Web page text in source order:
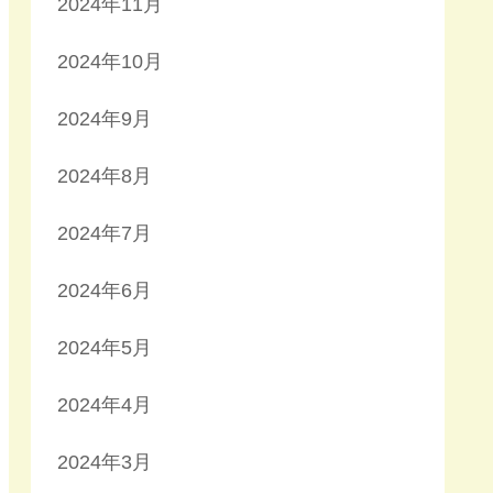
2024年10月
2024年9月
2024年8月
2024年7月
2024年6月
2024年5月
2024年4月
2024年3月